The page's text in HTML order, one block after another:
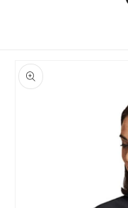
directamente
a la
información